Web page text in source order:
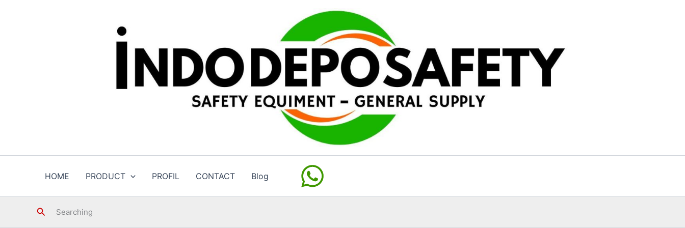
HOME PRODUCT PROFIL CONTACT Blog
SearchSearching